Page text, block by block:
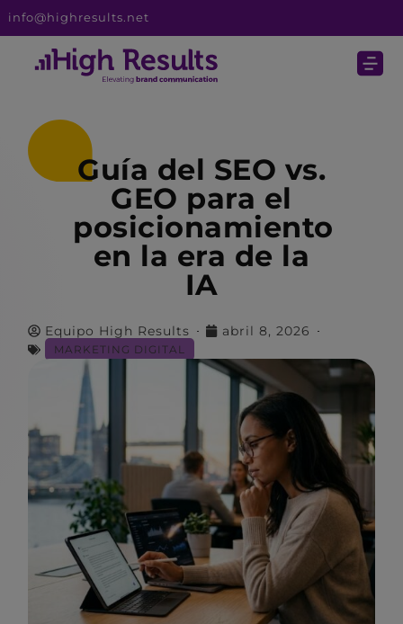
info@highresults.net
Guía del SEO vs.
GEO para el
posicionamiento
en la era de la
IA
Equipo High Results abril 8, 2026
MARKETING DIGITAL